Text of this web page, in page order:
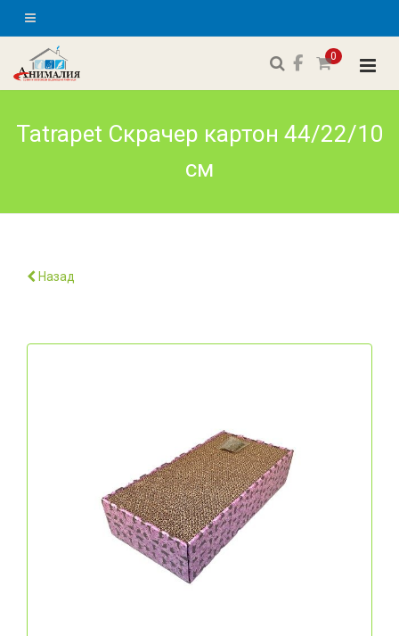
0
Tatrapet Скрачер картон 44/22/10
см
Назад